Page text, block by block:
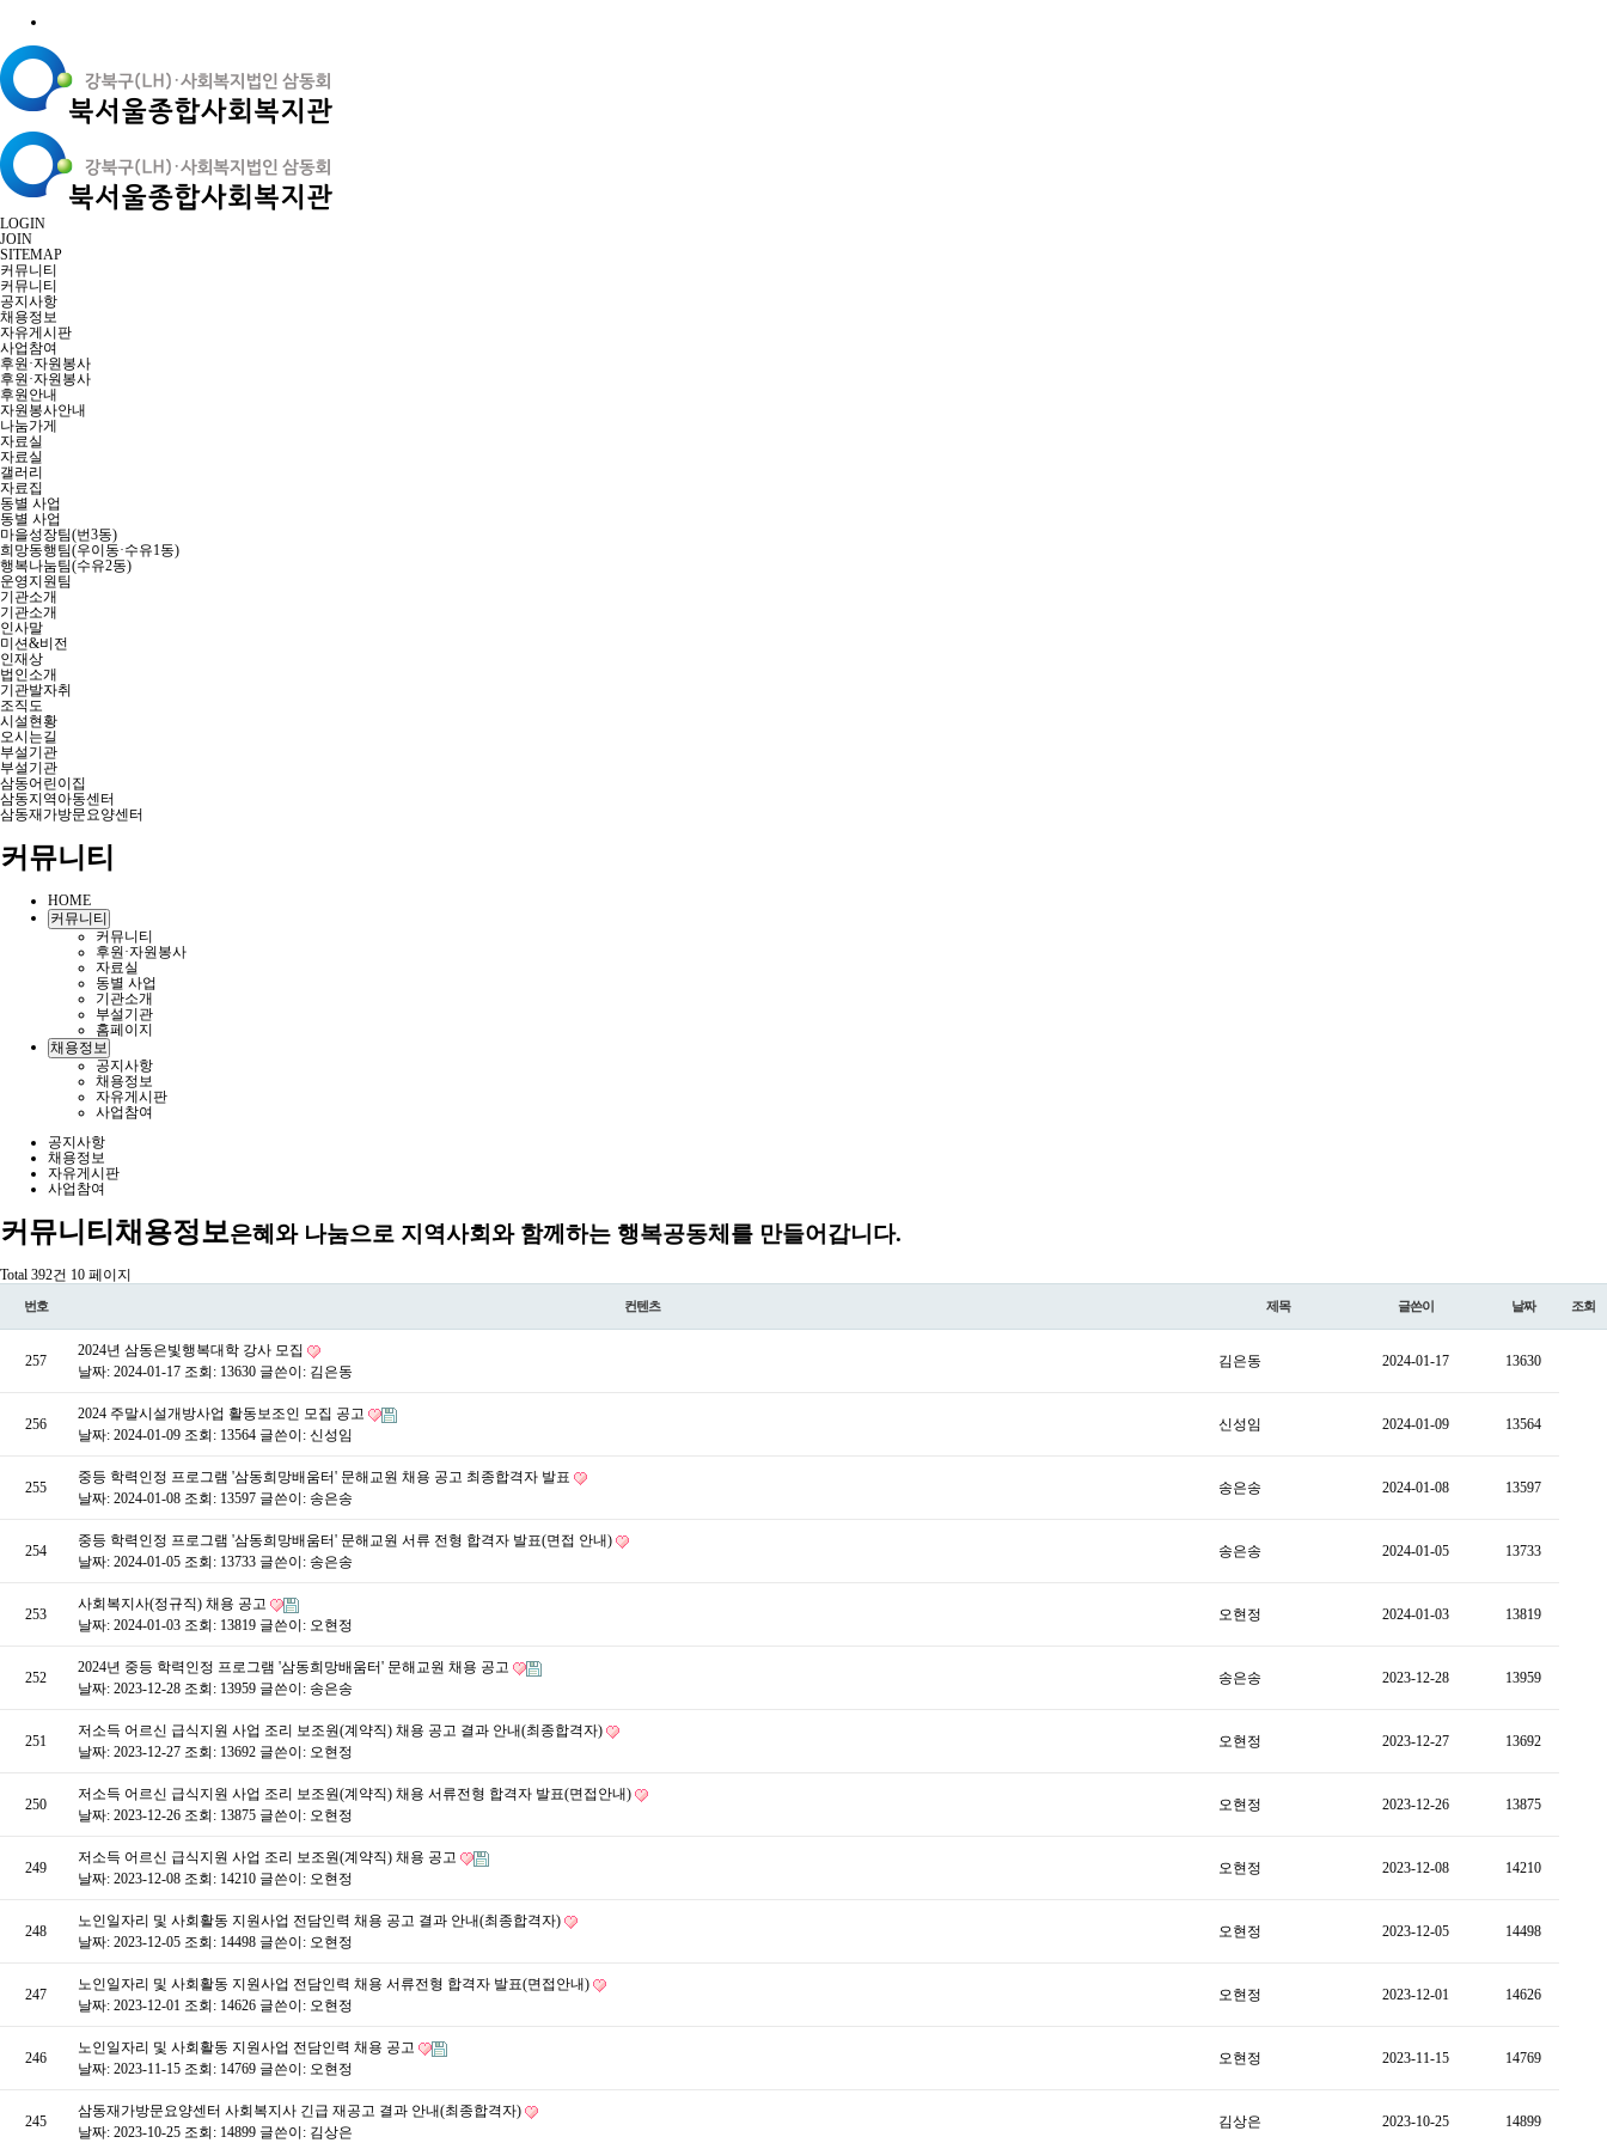
LOGIN
JOIN
SITEMAP
커뮤니티
커뮤니티
공지사항
채용정보
자유게시판
사업참여
후원·자원봉사
후원·자원봉사
후원안내
자원봉사안내
나눔가게
자료실
자료실
갤러리
자료집
동별 사업
동별 사업
마을성장팀(번3동)
희망동행팀(우이동·수유1동)
행복나눔팀(수유2동)
운영지원팀
기관소개
기관소개
인사말
미션&비전
인재상
법인소개
기관발자취
조직도
시설현황
오시는길
부설기관
부설기관
삼동어린이집
삼동지역아동센터
삼동재가방문요양센터
커뮤니티
HOME
커뮤니티
커뮤니티
후원·자원봉사
자료실
동별 사업
기관소개
부설기관
홈페이지
채용정보
공지사항
채용정보
자유게시판
사업참여
공지사항
채용정보
자유게시판
사업참여
커뮤니티 채용정보은혜와 나눔으로 지역사회와 함께하는 행복공동체를 만들어갑니다.
Total 392건 10 페이지
번호 컨텐츠 제목 글쓴이 날짜 조회
257
2024년 삼동은빛행복대학 강사 모집
날짜: 2024-01-17 조회: 13630 글쓴이: 김은동
김은동 2024-01-17 13630
256
2024 주말시설개방사업 활동보조인 모집 공고
날짜: 2024-01-09 조회: 13564 글쓴이: 신성임
신성임 2024-01-09 13564
255
중등 학력인정 프로그램 '삼동희망배움터' 문해교원 채용 공고 최종합격자 발표
날짜: 2024-01-08 조회: 13597 글쓴이: 송은송
송은송 2024-01-08 13597
254
중등 학력인정 프로그램 '삼동희망배움터' 문해교원 서류 전형 합격자 발표(면접 안내)
날짜: 2024-01-05 조회: 13733 글쓴이: 송은송
송은송 2024-01-05 13733
253
사회복지사(정규직) 채용 공고
날짜: 2024-01-03 조회: 13819 글쓴이: 오현정
오현정 2024-01-03 13819
252
2024년 중등 학력인정 프로그램 '삼동희망배움터' 문해교원 채용 공고
날짜: 2023-12-28 조회: 13959 글쓴이: 송은송
송은송 2023-12-28 13959
251
저소득 어르신 급식지원 사업 조리 보조원(계약직) 채용 공고 결과 안내(최종합격자)
날짜: 2023-12-27 조회: 13692 글쓴이: 오현정
오현정 2023-12-27 13692
250
저소득 어르신 급식지원 사업 조리 보조원(계약직) 채용 서류전형 합격자 발표(면접안내)
날짜: 2023-12-26 조회: 13875 글쓴이: 오현정
오현정 2023-12-26 13875
249
저소득 어르신 급식지원 사업 조리 보조원(계약직) 채용 공고
날짜: 2023-12-08 조회: 14210 글쓴이: 오현정
오현정 2023-12-08 14210
248
노인일자리 및 사회활동 지원사업 전담인력 채용 공고 결과 안내(최종합격자)
날짜: 2023-12-05 조회: 14498 글쓴이: 오현정
오현정 2023-12-05 14498
247
노인일자리 및 사회활동 지원사업 전담인력 채용 서류전형 합격자 발표(면접안내)
날짜: 2023-12-01 조회: 14626 글쓴이: 오현정
오현정 2023-12-01 14626
246
노인일자리 및 사회활동 지원사업 전담인력 채용 공고
날짜: 2023-11-15 조회: 14769 글쓴이: 오현정
오현정 2023-11-15 14769
245
삼동재가방문요양센터 사회복지사 긴급 재공고 결과 안내(최종합격자)
날짜: 2023-10-25 조회: 14899 글쓴이: 김상은
김상은 2023-10-25 14899